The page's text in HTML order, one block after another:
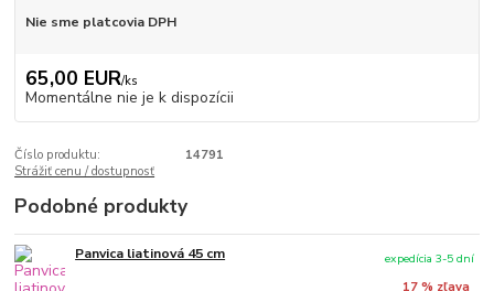
Nie sme platcovia DPH
65,00 EUR/ks
Momentálne nie je k dispozícii
Číslo produktu:
14791
Strážiť cenu / dostupnosť
Podobné produkty
Panvica liatinová 45 cm
17 % zľava
expedícia 3-5 dní